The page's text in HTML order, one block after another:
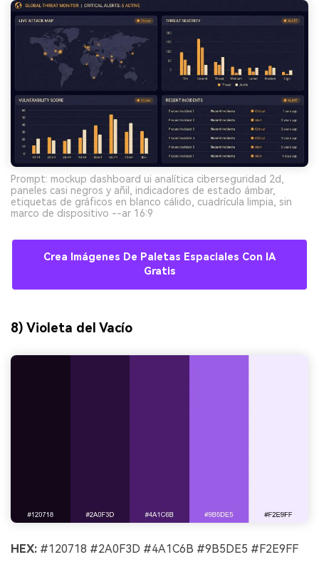
Prompt: mockup dashboard ui analítica ciberseguridad 2d,
paneles casi negros y añil, indicadores de estado ámbar,
etiquetas de gráficos en blanco cálido, cuadrícula limpia, sin
marco de dispositivo --ar 16:9
Crea Imágenes De Paletas Espaciales Con IA
Gratis
8) Violeta del Vacío
HEX: #120718 #2A0F3D #4A1C6B #9B5DE5 #F2E9FF